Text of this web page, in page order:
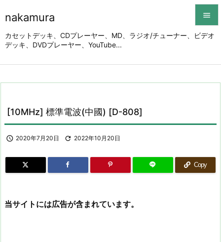
nakamura
カセットデッキ、CDプレーヤー、MD、ラジオ/チューナー、ビデオ
デッキ、DVDプレーヤー、YouTube...



[10MHz] 標準電波(中國) [D-808]
 2020年7月20日  2022年10月20日
Copy
当サイトには広告が含まれています。